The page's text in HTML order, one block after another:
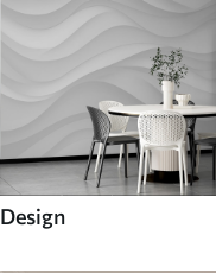
Design